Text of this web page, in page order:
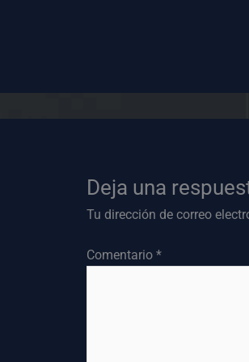
Deja una
Tu dirección de correo
Comentario *